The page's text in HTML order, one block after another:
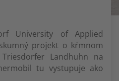
University of Applied
projekt o kŕmnom
Landhuhn na
tu vystupuje ako